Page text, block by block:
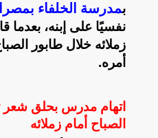
بمدرسة الخلفاء
نفسيًا على إبنه،
زملائه خلال طابور
أمره.
اتهام مدرس بحلق شعر
الصباح أمام زملائه